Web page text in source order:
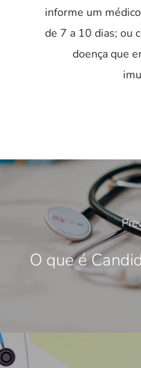
informe um
de 7 a 10 dias; ou
doença que
O que é